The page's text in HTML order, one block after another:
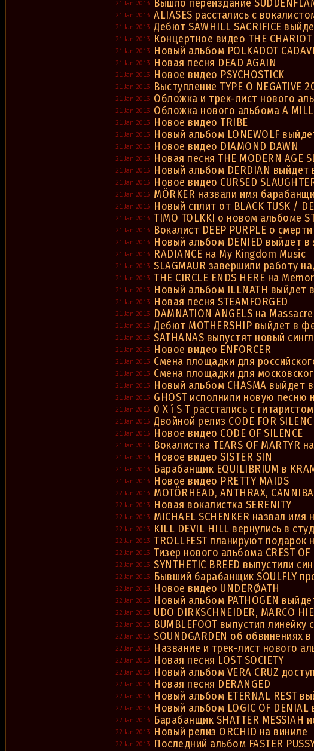
21 Jan 2013 Вышло переиздание
21 Jan 2013 ALIASES расстались с
21 Jan 2013 Дебют SAWHILL SACRIFICE
21 Jan 2013 Концертное видео THE CHARIOT
21 Jan 2013 Новый альбом POLKADOT
21 Jan 2013 Новая песня DEAD AGAIN
21 Jan 2013 Новое видео PSYCHOSTICK
21 Jan 2013 Выступление TYPE O NEGATIVE
21 Jan 2013 Обложка и трек-лист нового
21 Jan 2013 Обложка нового альбома A
21 Jan 2013 Новое видео TRIBE
21 Jan 2013 Новый альбом LONEWOLF
21 Jan 2013 Новое видео DIAMOND DAWN
21 Jan 2013 Новая песня THE MODERN AGE
21 Jan 2013 Новый альбом DERDIAN выйдет
21 Jan 2013 Новое видео CURSED
21 Jan 2013 MÖRKER назвали имя
21 Jan 2013 Новый сплит от BLACK TUSK /
21 Jan 2013 TIMO TOLKKI о новом альбоме
21 Jan 2013 Вокалист DEEP PURPLE о
21 Jan 2013 Новый альбом DENIED выйдет в
21 Jan 2013 RADIANCE на My Kingdom Music
21 Jan 2013 SLAGMAUR завершили работу
21 Jan 2013 THE CIRCLE ENDS HERE на
21 Jan 2013 Новый альбом ILLNATH выйдет
21 Jan 2013 Новая песня STEAMFORGED
21 Jan 2013 DAMNATION ANGELS на
21 Jan 2013 Дебют MOTHERSHIP выйдет в
21 Jan 2013 SATHANAS выпустят новый сингл
21 Jan 2013 Новое видео ENFORCER
21 Jan 2013 Смена площадки для
21 Jan 2013 Смена площадки для
21 Jan 2013 Новый альбом CHASMA выйдет
21 Jan 2013 GHOST исполнили новую песню
21 Jan 2013 0 X í S T расстались с гитаристом
21 Jan 2013 Двойной релиз CODE FOR
21 Jan 2013 Новое видео CODE OF SILENCE
21 Jan 2013 Вокалистка TEARS OF MARTYR
21 Jan 2013 Новое видео SISTER SIN
21 Jan 2013 Барабанщик EQUILIBRIUM в
21 Jan 2013 Новое видео PRETTY MAIDS
22 Jan 2013 MOTÖRHEAD, ANTHRAX,
22 Jan 2013 Новая вокалистка SERENITY
22 Jan 2013 MICHAEL SCHENKER назвал
22 Jan 2013 KILL DEVIL HILL вернулись в
22 Jan 2013 TROLLFEST планируют подарок
22 Jan 2013 Тизер нового альбома CREST OF
22 Jan 2013 SYNTHETIC BREED выпустили
22 Jan 2013 Бывший барабанщик SOULFLY
22 Jan 2013 Новое видео UNDERØATH
22 Jan 2013 Новый альбом PATHOGEN
22 Jan 2013 UDO DIRKSCHNEIDER, MARCO
22 Jan 2013 BUMBLEFOOT выпустил линейку
22 Jan 2013 SOUNDGARDEN об обвинениях
22 Jan 2013 Название и трек-лист нового
22 Jan 2013 Новая песня LOST SOCIETY
22 Jan 2013 Новый альбом VERA CRUZ
22 Jan 2013 Новая песня DERANGED
22 Jan 2013 Новый альбом ETERNAL REST
22 Jan 2013 Новый альбом LOGIC OF
22 Jan 2013 Барабанщик SHATTER MESSIAH
22 Jan 2013 Новый релиз ORCHID на виниле
22 Jan 2013 Последний альбом FASTER